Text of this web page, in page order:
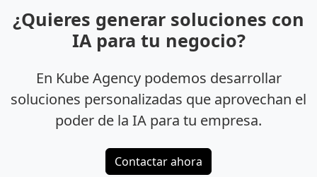
¿Quieres generar soluciones con
IA para tu negocio?
En Kube Agency podemos desarrollar
soluciones personalizadas que aprovechan el
poder de la IA para tu empresa.
Contactar ahora